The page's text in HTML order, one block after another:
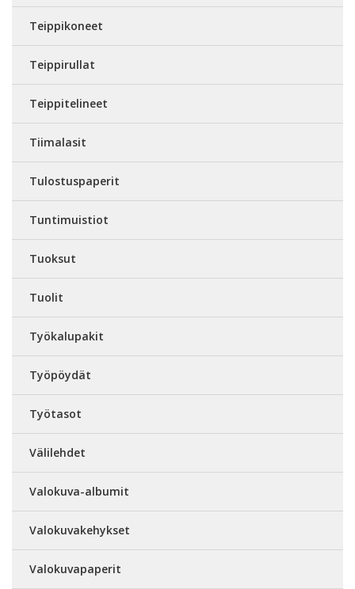
Teippikoneet
Teippirullat
Teippitelineet
Tiimalasit
Tulostuspaperit
Tuntimuistiot
Tuoksut
Tuolit
Työkalupakit
Työpöydät
Työtasot
Välilehdet
Valokuva-albumit
Valokuvakehykset
Valokuvapaperit